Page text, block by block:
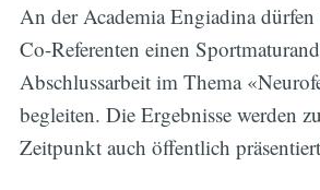
An der Academia Engiadina
Co-Referenten einen
Abschlussarbeit im Thema
begleiten. Die Ergebnisse werden
Zeitpunkt auch öffentlich